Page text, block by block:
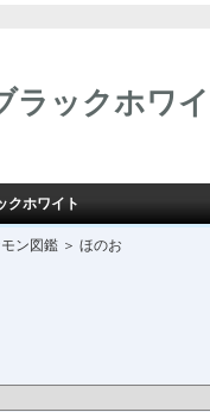
ラックホワ
クホワイト
モン図鑑 ＞ ほのお